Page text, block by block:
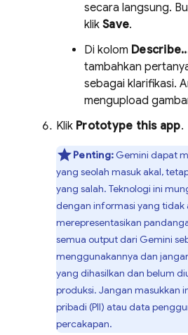
secara langsung.
klik Save.
Di kolom
tambahkan
sebagai klarifikasi.
mengupload
Klik Prototype this app.
Penting: Gemini dapat
yang seolah masuk akal,
yang salah. Teknologi ini
dengan informasi yang tidak
merepresentasikan
semua output dari Gemini
menggunakannya dan
yang dihasilkan dan belum
produksi. Jangan masukkan
pribadi (PII) atau data
percakapan.